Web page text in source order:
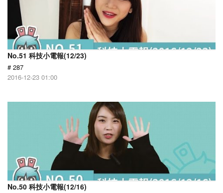
No.51 科技小電報(12/23)
# 287
2016-12-23 01:00
No.50 科技小電報(12/16)